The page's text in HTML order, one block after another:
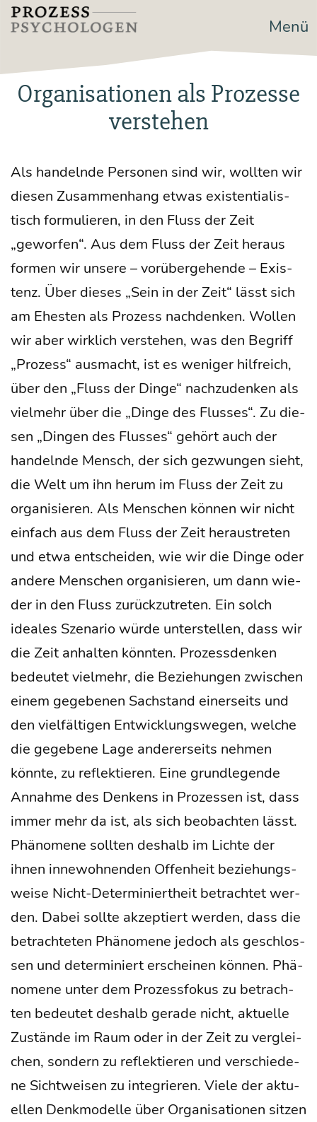
Zum
Inhalt
Prozesspsychologen Menü
Organisationen als Prozesse
verstehen
Als han­deln­de Per­so­nen sind wir, woll­ten wir
die­sen Zusam­men­hang etwas exis­ten­tia­lis­
tisch for­mu­lie­ren, in den Fluss der Zeit
„gewor­fen“. Aus dem Fluss der Zeit her­aus
for­men wir unse­re – vor­über­ge­hen­de – Exis­
tenz. Über die­ses „Sein in der Zeit“ lässt sich
am Ehes­ten als Pro­zess nach­den­ken. Wol­len
wir aber wirk­lich ver­ste­hen, was den Begriff
„Pro­zess“ aus­macht, ist es weni­ger hilf­reich,
über den „Fluss der Din­ge“ nach­zu­den­ken als
viel­mehr über die „Din­ge des Flus­ses“. Zu die­
sen „Din­gen des Flus­ses“ gehört auch der
han­deln­de Mensch, der sich gezwun­gen sieht,
die Welt um ihn her­um im Fluss der Zeit zu
orga­ni­sie­ren. Als Men­schen kön­nen wir nicht
ein­fach aus dem Fluss der Zeit her­aus­tre­ten
und etwa ent­schei­den, wie wir die Din­ge oder
ande­re Men­schen orga­ni­sie­ren, um dann wie­
der in den Fluss zurück­zu­tre­ten. Ein solch
idea­les Sze­na­rio wür­de unter­stel­len, dass wir
die Zeit anhal­ten könn­ten. Pro­zess­den­ken
bedeu­tet viel­mehr, die Bezie­hun­gen zwi­schen
einem gege­be­nen Sach­stand einer­seits und
den viel­fäl­ti­gen Ent­wick­lungs­we­gen, wel­che
die gege­be­ne Lage ande­rer­seits neh­men
könn­te, zu reflek­tie­ren. Eine grund­le­gen­de
Annah­me des Den­kens in Pro­zes­sen ist, dass
immer mehr da ist, als sich beob­ach­ten lässt.
Phä­no­me­ne soll­ten des­halb im Lich­te der
ihnen inne­woh­nen­den Offen­heit bezie­hungs­
wei­se Nicht-Deter­mi­niert­heit betrach­tet wer­
den. Dabei soll­te akzep­tiert wer­den, dass die
betrach­te­ten Phä­no­me­ne jedoch als geschlos­
sen und deter­mi­niert erschei­nen kön­nen. Phä­
no­me­ne unter dem Pro­zess­fo­kus zu betrach­
ten bedeu­tet des­halb gera­de nicht, aktu­el­le
Zustän­de im Raum oder in der Zeit zu ver­glei­
chen, son­dern zu reflek­tie­ren und ver­schie­de­
ne Sicht­wei­sen zu inte­grie­ren. Vie­le der aktu­
el­len Denk­mo­del­le über Orga­ni­sa­tio­nen sit­zen